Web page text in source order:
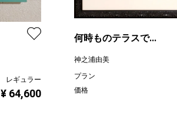
レギュラー
¥ 64,600
何時ものテラスで...
神之浦由美
プラン
価格